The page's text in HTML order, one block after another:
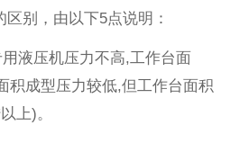
别，由以下5点说明：
液压机压力不高,工作台面
积成型压力较低,但工作台面积
上)。